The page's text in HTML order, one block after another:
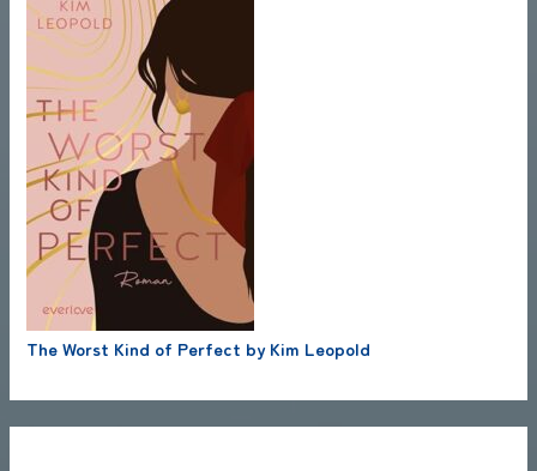
The Worst Kind of Perfect by Kim Leopold